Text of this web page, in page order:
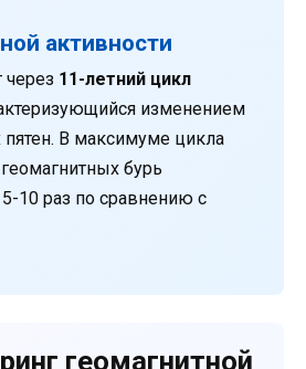
активности
через 11-летний цикл
изменением
пятен. В максимуме цикла
бурь
10 раз по сравнению с
геомагнитной